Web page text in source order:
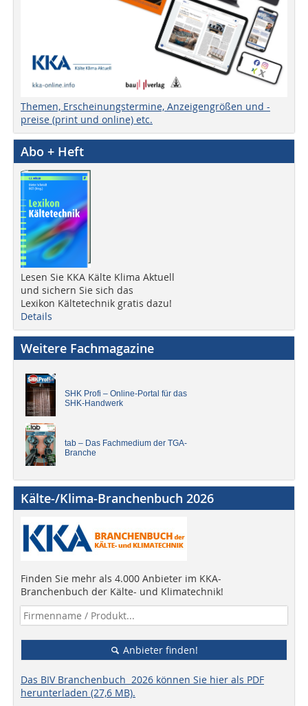
Themen, Erscheinungstermine, Anzeigengrößen und -
preise (print und online) etc.
Abo + Heft
Lesen Sie KKA Kälte Klima Aktuell
und sichern Sie sich das
Lexikon Kältetechnik gratis dazu!
Details
Weitere Fachmagazine
SHK Profi – Online-Portal für das
SHK-Handwerk
tab – Das Fachmedium der TGA-
Branche
Kälte-/Klima-Branchenbuch 2026
Finden Sie mehr als 4.000 Anbieter im KKA-
Branchenbuch der Kälte- und Klimatechnik!
Anbieter finden!
Das BIV Branchenbuch 2026 können Sie hier als PDF
herunterladen (27,6 MB).